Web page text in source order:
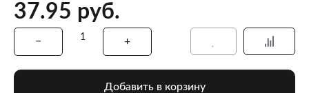
37.95 руб.
Добавить в корзину